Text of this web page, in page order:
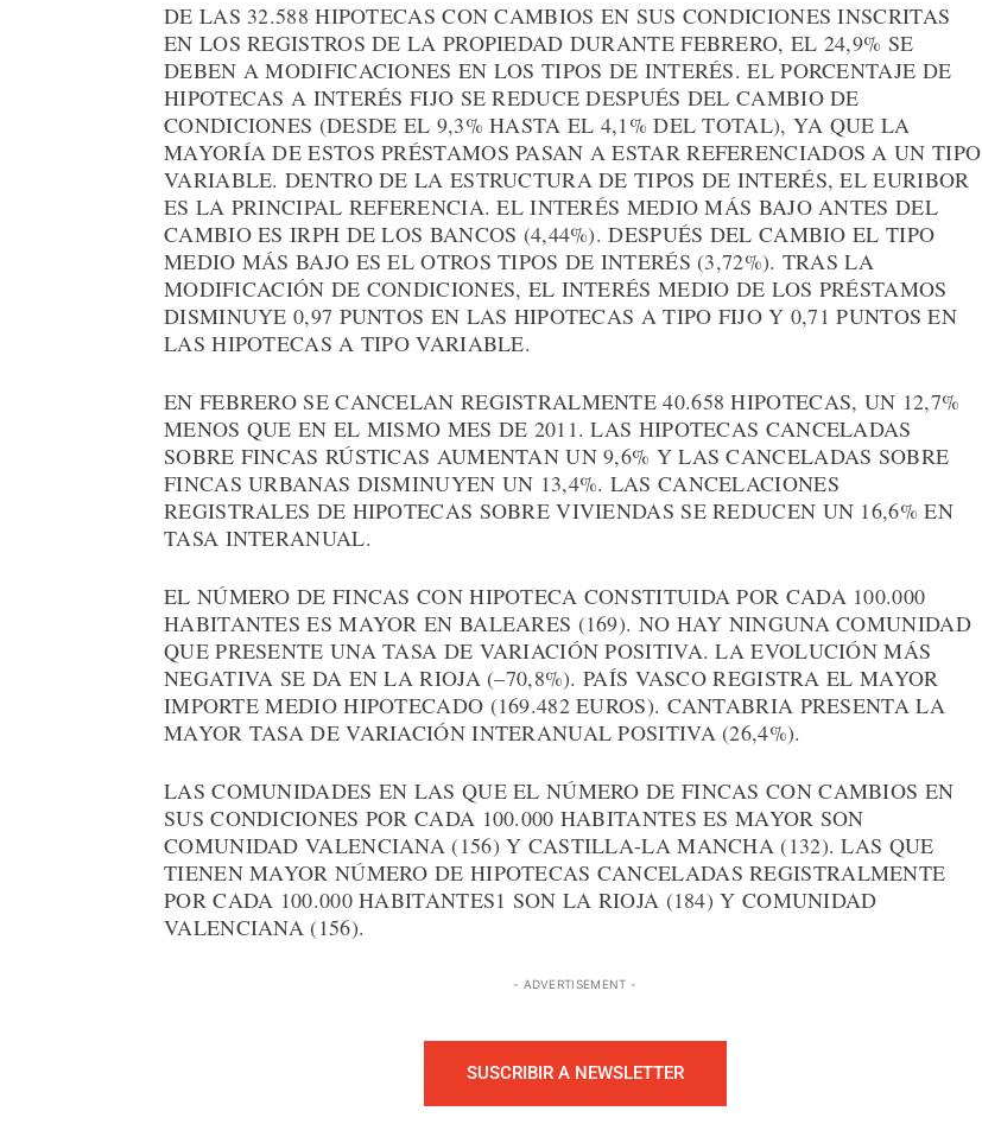
DE LAS 32.588 HIPOTECAS CON CAMBIOS EN SUS CONDICIONES INSCRITAS
EN LOS REGISTROS DE LA PROPIEDAD DURANTE FEBRERO, EL 24,9% SE
DEBEN A MODIFICACIONES EN LOS TIPOS DE INTERÉS. EL PORCENTAJE DE
HIPOTECAS A INTERÉS FIJO SE REDUCE DESPUÉS DEL CAMBIO DE
CONDICIONES (DESDE EL 9,3% HASTA EL 4,1% DEL TOTAL), YA QUE LA
MAYORÍA DE ESTOS PRÉSTAMOS PASAN A ESTAR REFERENCIADOS A UN TIPO
VARIABLE. DENTRO DE LA ESTRUCTURA DE TIPOS DE INTERÉS, EL EURIBOR
ES LA PRINCIPAL REFERENCIA. EL INTERÉS MEDIO MÁS BAJO ANTES DEL
CAMBIO ES IRPH DE LOS BANCOS (4,44%). DESPUÉS DEL CAMBIO EL TIPO
MEDIO MÁS BAJO ES EL OTROS TIPOS DE INTERÉS (3,72%). TRAS LA
MODIFICACIÓN DE CONDICIONES, EL INTERÉS MEDIO DE LOS PRÉSTAMOS
DISMINUYE 0,97 PUNTOS EN LAS HIPOTECAS A TIPO FIJO Y 0,71 PUNTOS EN
LAS HIPOTECAS A TIPO VARIABLE.
EN FEBRERO SE CANCELAN REGISTRALMENTE 40.658 HIPOTECAS, UN 12,7%
MENOS QUE EN EL MISMO MES DE 2011. LAS HIPOTECAS CANCELADAS
SOBRE FINCAS RÚSTICAS AUMENTAN UN 9,6% Y LAS CANCELADAS SOBRE
FINCAS URBANAS DISMINUYEN UN 13,4%. LAS CANCELACIONES
REGISTRALES DE HIPOTECAS SOBRE VIVIENDAS SE REDUCEN UN 16,6% EN
TASA INTERANUAL.
EL NÚMERO DE FINCAS CON HIPOTECA CONSTITUIDA POR CADA 100.000
HABITANTES ES MAYOR EN BALEARES (169). NO HAY NINGUNA COMUNIDAD
QUE PRESENTE UNA TASA DE VARIACIÓN POSITIVA. LA EVOLUCIÓN MÁS
NEGATIVA SE DA EN LA RIOJA (–70,8%). PAÍS VASCO REGISTRA EL MAYOR
IMPORTE MEDIO HIPOTECADO (169.482 EUROS). CANTABRIA PRESENTA LA
MAYOR TASA DE VARIACIÓN INTERANUAL POSITIVA (26,4%).
LAS COMUNIDADES EN LAS QUE EL NÚMERO DE FINCAS CON CAMBIOS EN
SUS CONDICIONES POR CADA 100.000 HABITANTES ES MAYOR SON
COMUNIDAD VALENCIANA (156) Y CASTILLA-LA MANCHA (132). LAS QUE
TIENEN MAYOR NÚMERO DE HIPOTECAS CANCELADAS REGISTRALMENTE
POR CADA 100.000 HABITANTES1 SON LA RIOJA (184) Y COMUNIDAD
VALENCIANA (156).
- ADVERTISEMENT -
SUSCRIBIR A NEWSLETTER